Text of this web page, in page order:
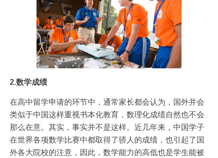
2.数学成绩
在高中留学申请的环节中，通常家长都会认为，国外并会
类似于中国这样重视书本化教育，数理化成绩自然也不会
那么在意。其实，事实并不是这样。近几年来，中国学子
在世界各项数学比赛中都取得了骄人的成绩，也引起了国
外各大院校的注意，因此，数学能力的高低也是学生能被